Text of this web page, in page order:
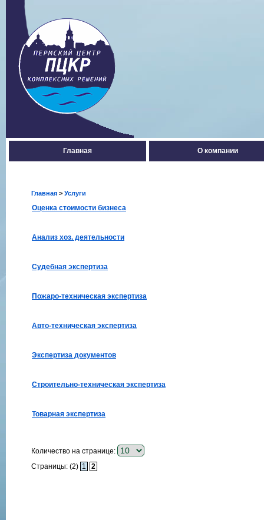
Главная О компании
Главная > Услуги
Оценка стоимости бизнеса
Анализ хоз. деятельности
Судебная экспертиза
Пожаро-техническая экспертиза
Авто-техническая экспертиза
Экспертиза документов
Строительно-техническая экспертиза
Товарная экспертиза
Количество на странице:
Страницы: (2) 1 2